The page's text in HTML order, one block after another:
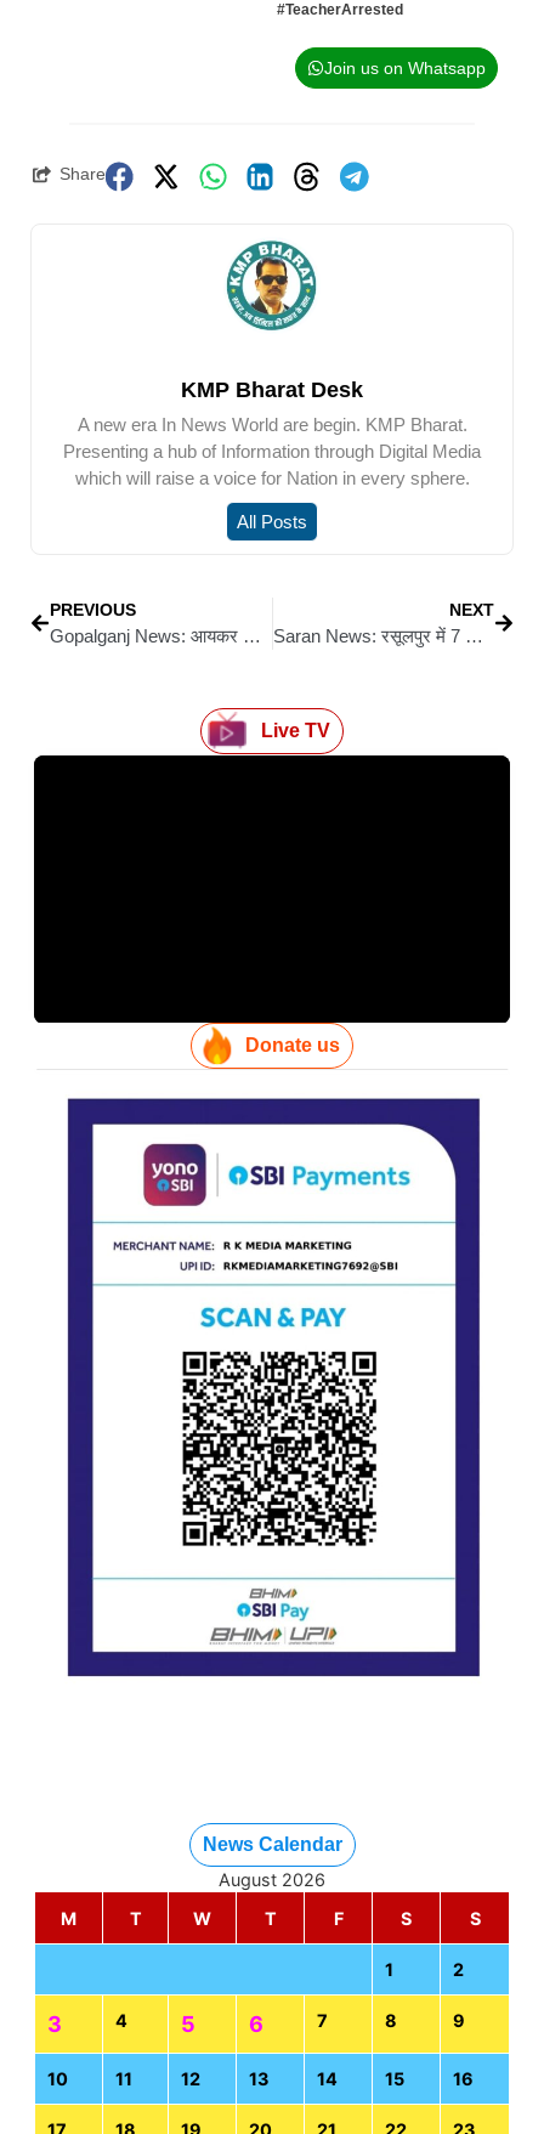
#TeacherArrested
Join us on Whatsapp
Share
KMP Bharat Desk
A new era In News World are begin. KMP Bharat.
Presenting a hub of Information through Digital Media
which will raise a voice for Nation in every sphere.
All Posts
PREVIOUS
Gopalganj News: आयकर विभाग का जागरूकता अभियान: त्रुटिरहित वित्तीय लेन-देन विवरण दाखिल करने पर जोर, ई-सत्यापन योजना 2021 की जानकारी दी गई
NEXT
Saran News: रसूलपुर में 7 सितंबर को होगा एनडीए का ऐतिहासिक सम्मेलन, 15 हजार कार्यकर्ताओं के जुटने का दावा
Live TV
Donate us
News Calendar
August 2026
M
T W T F S S
1 2
3 4 5 6 7 8 9
10 11 12 13 14 15 16
17 18 19 20 21 22 23